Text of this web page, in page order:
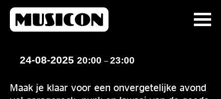
24-08-2025 20:00 –23:00
Maak je klaar voor een onvergetelijke avond